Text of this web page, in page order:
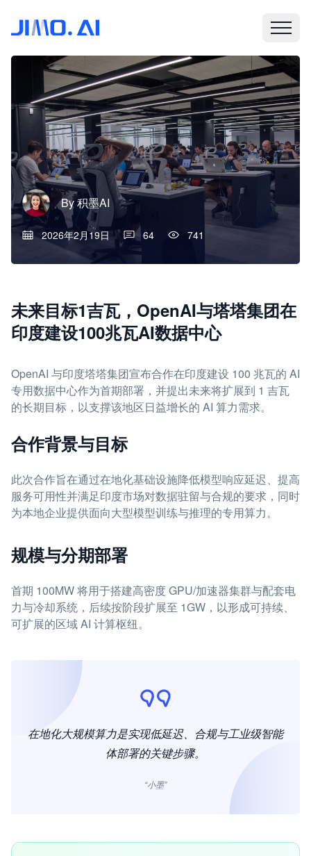
By积墨AI
2026年2月19日 64 741
未来目标1吉瓦，OpenAI与塔塔集团在
印度建设100兆瓦AI数据中心
OpenAI 与印度塔塔集团宣布合作在印度建设 100 兆瓦的 AI
专用数据中心作为首期部署，并提出未来将扩展到 1 吉瓦
的长期目标，以支撑该地区日益增长的 AI 算力需求。
合作背景与目标
此次合作旨在通过在地化基础设施降低模型响应延迟、提高
服务可用性并满足印度市场对数据驻留与合规的要求，同时
为本地企业提供面向大型模型训练与推理的专用算力。
规模与分期部署
首期 100MW 将用于搭建高密度 GPU/加速器集群与配套电
力与冷却系统，后续按阶段扩展至 1GW，以形成可持续、
可扩展的区域 AI 计算枢纽。
在地化大规模算力是实现低延迟、合规与工业级智能
体部署的关键步骤。
“小墨”